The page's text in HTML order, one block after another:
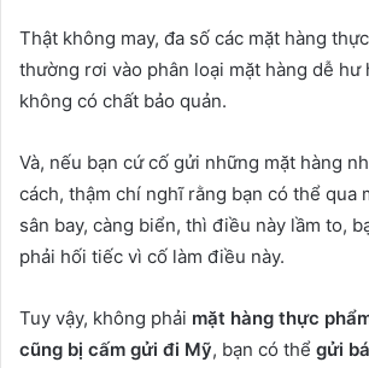
Thật không may, đa số các mặt hàng
thường rơi vào phân loại mặt hàng dễ hư
không có chất bảo quản.
Và, nếu bạn cứ cố gửi những mặt hàng
cách, thậm chí nghĩ rằng bạn có thể qua
sân bay, càng biển, thì điều này lầm to,
phải hối tiếc vì cố làm điều này.
Tuy vậy, không phải mặt hàng thực
cũng bị cấm gửi đi Mỹ, bạn có thể gửi